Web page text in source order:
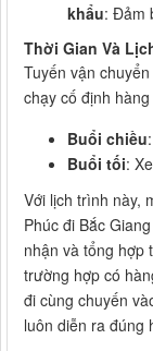
khẩu: Đảm
Thời Gian Và
Tuyến vận
chạy cố định
Buổi chiều
Buổi tối:
Với lịch trình này,
Phúc đi Bắc
nhận và tổng hợp
trường hợp có
đi cùng chuyến
luôn diễn ra đúng